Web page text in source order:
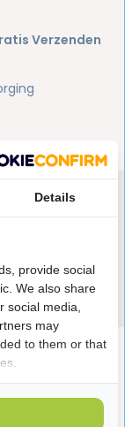
Verzenden
Details
provide social
We also share
social media,
may
to them or that